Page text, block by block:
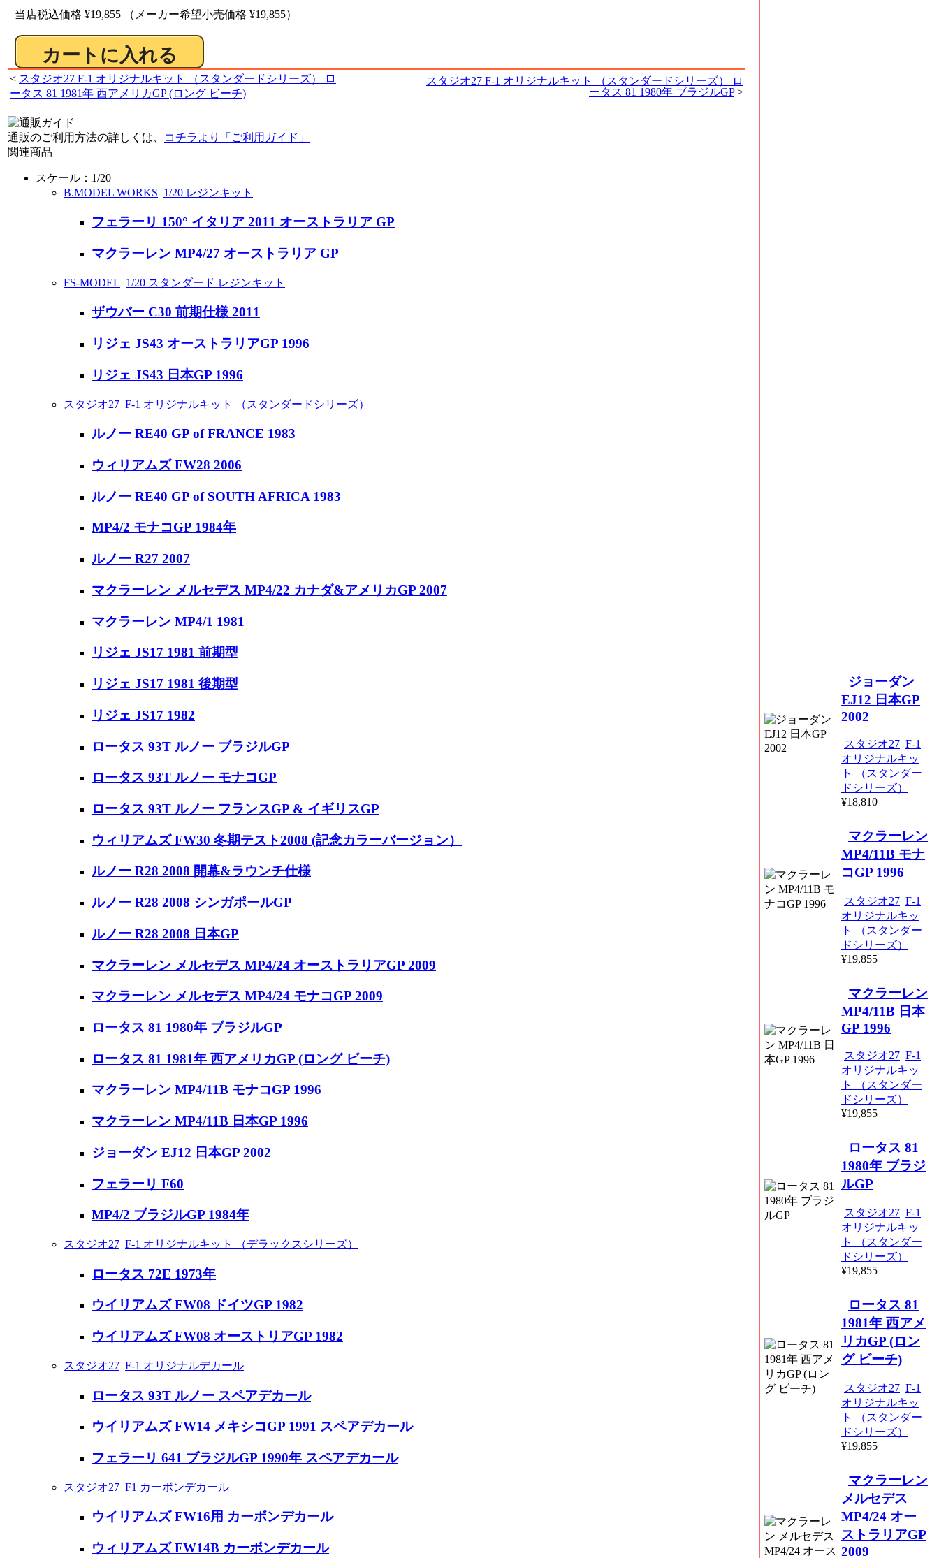
当店税込価格 ¥19,855 （メーカー希望小売価格 ¥19,855）
< スタジオ27 F-1 オリジナルキット （スタンダードシリーズ） ロ
ータス 81 1981年 西アメリカGP (ロング ビーチ)
スタジオ27 F-1 オリジナルキット （スタンダードシリーズ） ロ
ータス 81 1980年 ブラジルGP>
通販のご利用方法の詳しくは、
コチラより「ご利用ガイド」
関連商品
スケール：1/20
B.MODEL WORKS 1/20 レジンキット
フェラーリ 150° イタリア 2011 オーストラリア GP
マクラーレン MP4/27 オーストラリア GP
FS-MODEL 1/20 スタンダード レジンキット
ザウバー C30 前期仕様 2011
リジェ JS43 オーストラリアGP 1996
リジェ JS43 日本GP 1996
スタジオ27 F-1 オリジナルキット （スタンダードシリーズ）
ルノー RE40 GP of FRANCE 1983
ウィリアムズ FW28 2006
ルノー RE40 GP of SOUTH AFRICA 1983
MP4/2 モナコGP 1984年
ルノー R27 2007
マクラーレン メルセデス MP4/22 カナダ&アメリカGP 2007
マクラーレン MP4/1 1981
リジェ JS17 1981 前期型
リジェ JS17 1981 後期型
リジェ JS17 1982
ロータス 93T ルノー ブラジルGP
ロータス 93T ルノー モナコGP
ロータス 93T ルノー フランスGP & イギリスGP
ウィリアムズ FW30 冬期テスト2008 (記念カラーバージョン）
ルノー R28 2008 開幕&ラウンチ仕様
ルノー R28 2008 シンガポールGP
ルノー R28 2008 日本GP
マクラーレン メルセデス MP4/24 オーストラリアGP 2009
マクラーレン メルセデス MP4/24 モナコGP 2009
ロータス 81 1980年 ブラジルGP
ロータス 81 1981年 西アメリカGP (ロング ビーチ)
マクラーレン MP4/11B モナコGP 1996
マクラーレン MP4/11B 日本GP 1996
ジョーダン EJ12 日本GP 2002
フェラーリ F60
MP4/2 ブラジルGP 1984年
スタジオ27 F-1 オリジナルキット （デラックスシリーズ）
ロータス 72E 1973年
ウイリアムズ FW08 ドイツGP 1982
ウイリアムズ FW08 オーストリアGP 1982
スタジオ27 F-1 オリジナルデカール
ロータス 93T ルノー スペアデカール
ウイリアムズ FW14 メキシコGP 1991 スペアデカール
フェラーリ 641 ブラジルGP 1990年 スペアデカール
スタジオ27 F1 カーボンデカール
ウイリアムズ FW16用 カーボンデカール
ウィリアムズ FW14B カーボンデカール
ジョーダン
EJ12 日本GP
2002
スタジオ27 F-1
オリジナルキッ
ト （スタンダー
ドシリーズ）
¥18,810
マクラーレン
MP4/11B モナ
コGP 1996
スタジオ27 F-1
オリジナルキッ
ト （スタンダー
ドシリーズ）
¥19,855
マクラーレン
MP4/11B 日本
GP 1996
スタジオ27 F-1
オリジナルキッ
ト （スタンダー
ドシリーズ）
¥19,855
ロータス 81
1980年 ブラジ
ルGP
スタジオ27 F-1
オリジナルキッ
ト （スタンダー
ドシリーズ）
¥19,855
ロータス 81
1981年 西アメ
リカGP (ロン
グ ビーチ)
スタジオ27 F-1
オリジナルキッ
ト （スタンダー
ドシリーズ）
¥19,855
マクラーレン
メルセデス
MP4/24 オー
ストラリアGP
2009